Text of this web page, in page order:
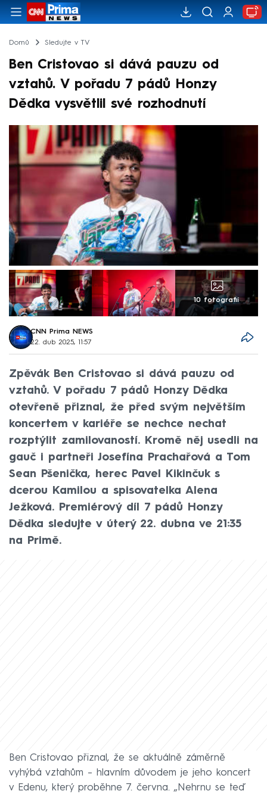
Domů Sledujte v TV
Ben Cristovao si dává pauzu od
vztahů. V pořadu 7 pádů Honzy
Dědka vysvětlil své rozhodnutí
10 fotografií
CNN Prima NEWS
22. dub 2025, 11:57
Zpěvák Ben Cristovao si dává pauzu od
vztahů. V pořadu 7 pádů Honzy Dědka
otevřeně přiznal, že před svým největším
koncertem v kariéře se nechce nechat
rozptýlit zamilovaností. Kromě něj usedli na
gauč i partneři Josefína Prachařová a Tom
Sean Pšenička, herec Pavel Kikinčuk s
dcerou Kamilou a spisovatelka Alena
Ježková. Premiérový díl 7 pádů Honzy
Dědka sledujte v úterý 22. dubna ve 21:35
na Primě.
Ben Cristovao přiznal, že se aktuálně záměrně
vyhýbá vztahům – hlavním důvodem je jeho koncert
v Edenu, který proběhne 7. června. „Nehrnu se teď